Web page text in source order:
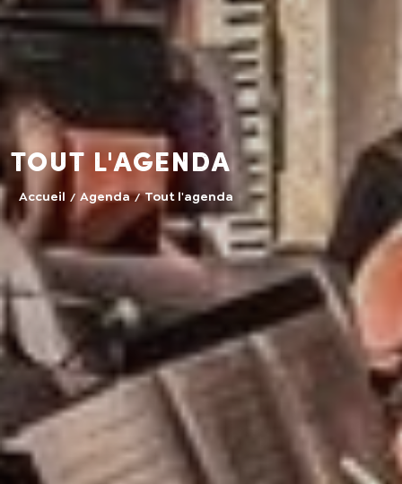
Tout l'agenda
Accueil Agenda Tout l'agenda